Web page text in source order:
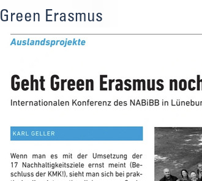
Green Erasmus